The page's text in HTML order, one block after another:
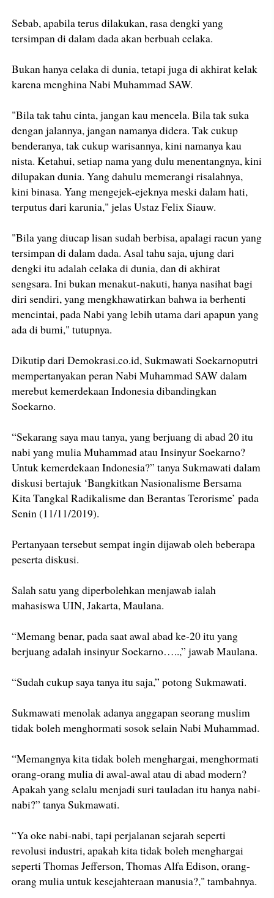
Sebab, apabila terus dilakukan, rasa dengki yang
tersimpan di dalam dada akan berbuah celaka.
Bukan hanya celaka di dunia, tetapi juga di akhirat kelak
karena menghina Nabi Muhammad SAW.
"Bila tak tahu cinta, jangan kau mencela. Bila tak suka
dengan jalannya, jangan namanya didera. Tak cukup
benderanya, tak cukup warisannya, kini namanya kau
nista. Ketahui, setiap nama yang dulu menentangnya, kini
dilupakan dunia. Yang dahulu memerangi risalahnya,
kini binasa. Yang mengejek-ejeknya meski dalam hati,
terputus dari karunia," jelas Ustaz Felix Siauw.
"Bila yang diucap lisan sudah berbisa, apalagi racun yang
tersimpan di dalam dada. Asal tahu saja, ujung dari
dengki itu adalah celaka di dunia, dan di akhirat
sengsara. Ini bukan menakut-nakuti, hanya nasihat bagi
diri sendiri, yang mengkhawatirkan bahwa ia berhenti
mencintai, pada Nabi yang lebih utama dari apapun yang
ada di bumi," tutupnya.
Dikutip dari Demokrasi.co.id, Sukmawati Soekarnoputri
mempertanyakan peran Nabi Muhammad SAW dalam
merebut kemerdekaan Indonesia dibandingkan
Soekarno.
“Sekarang saya mau tanya, yang berjuang di abad 20 itu
nabi yang mulia Muhammad atau Insinyur Soekarno?
Untuk kemerdekaan Indonesia?” tanya Sukmawati dalam
diskusi bertajuk ‘Bangkitkan Nasionalisme Bersama
Kita Tangkal Radikalisme dan Berantas Terorisme’ pada
Senin (11/11/2019).
Pertanyaan tersebut sempat ingin dijawab oleh beberapa
peserta diskusi.
Salah satu yang diperbolehkan menjawab ialah
mahasiswa UIN, Jakarta, Maulana.
“Memang benar, pada saat awal abad ke-20 itu yang
berjuang adalah insinyur Soekarno…..,” jawab Maulana.
“Sudah cukup saya tanya itu saja,” potong Sukmawati.
Sukmawati menolak adanya anggapan seorang muslim
tidak boleh menghormati sosok selain Nabi Muhammad.
“Memangnya kita tidak boleh menghargai, menghormati
orang-orang mulia di awal-awal atau di abad modern?
Apakah yang selalu menjadi suri tauladan itu hanya nabi-
nabi?” tanya Sukmawati.
“Ya oke nabi-nabi, tapi perjalanan sejarah seperti
revolusi industri, apakah kita tidak boleh menghargai
seperti Thomas Jefferson, Thomas Alfa Edison, orang-
orang mulia untuk kesejahteraan manusia?," tambahnya.